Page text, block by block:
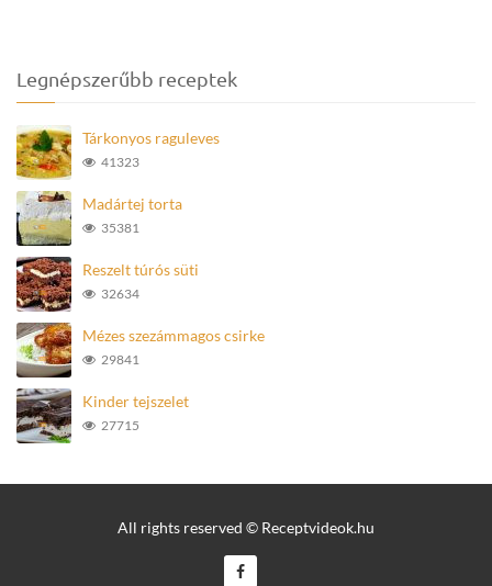
Legnépszerűbb receptek
Tárkonyos raguleves
41323
Madártej torta
35381
Reszelt túrós süti
32634
Mézes szezámmagos csirke
29841
Kinder tejszelet
27715
All rights reserved © Receptvideok.hu